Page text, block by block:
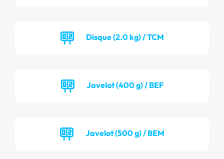
Disque (2.0 kg) / TCM
Javelot (400 g) / BEF
Javelot (500 g) / BEM